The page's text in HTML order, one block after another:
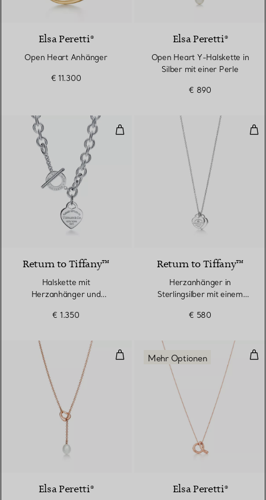
2 Materialien
Elsa Peretti®
Open Heart Anhänger
€ 11.300
Elsa Peretti®
Open Heart Y-Halskette in
Silber mit einer Perle
€ 890
Halskette mit Herzanhänger
Return to Tiffany™
Halskette mit
Herzanhänger und
€ 1.350
Return to Tiffany™
Herzanhänger in
Sterlingsilber mit einem
€ 580
Open Heart Y-Kette
2 Materialien
Elsa Peretti®
Mehr Optionen
Elsa Peretti®